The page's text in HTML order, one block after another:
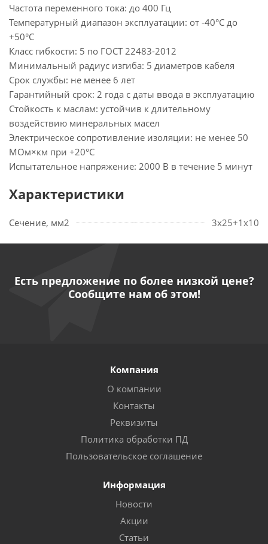
Частота переменного тока: до 400 Гц
Температурный диапазон эксплуатации: от -40°С до
+50°С
Класс гибкости: 5 по ГОСТ 22483-2012
Минимальный радиус изгиба: 5 диаметров кабеля
Срок службы: не менее 6 лет
Гарантийный срок: 2 года с даты ввода в эксплуатацию
Стойкость к маслам: устойчив к длительному
воздействию минеральных масел
Электрическое сопротивление изоляции: не менее 50
МОм×км при +20°С
Испытательное напряжение: 2000 В в течение 5 минут
Характеристики
Сечение, мм2 3х25+1х10
Есть предложение по более низкой цене?
Сообщите нам об этом!
Компания
О компании
Контакты
Реквизиты
Политика обработки ПД
Пользовательское соглашение
Информация
Новости
Акции
Статьи